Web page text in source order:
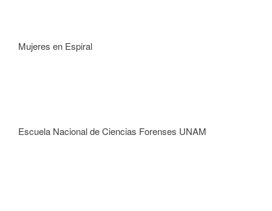
Mujeres en Espiral
Escuela Nacional de Ciencias Forenses UNAM